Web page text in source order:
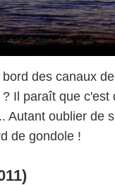
des canaux
Il paraît que c'est
Autant oublier de
de gondole !